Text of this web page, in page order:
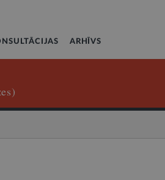
ARHĪVS